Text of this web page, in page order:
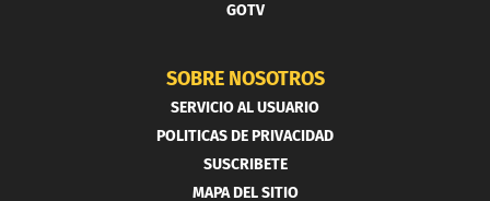
GOTV
SOBRE NOSOTROS
SERVICIO AL USUARIO
POLITICAS DE PRIVACIDAD
SUSCRIBETE
MAPA DEL SITIO